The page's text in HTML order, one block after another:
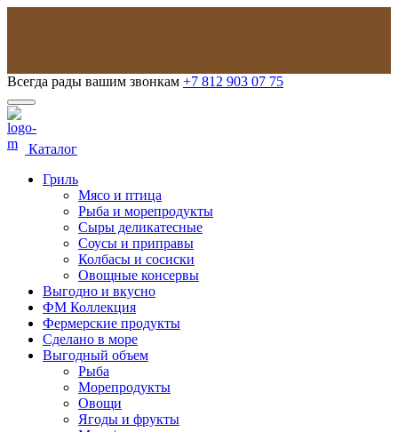
Всегда рады вашим звонкам +7 812 903 07 75
Каталог
Гриль
Мясо и птица
Рыба и морепродукты
Сыры деликатесные
Соусы и приправы
Колбасы и сосиски
Овощные консервы
Выгодно и вкусно
ФМ Коллекция
Фермерские продукты
Сделано в море
Выгодный объем
Рыба
Морепродукты
Овощи
Ягоды и фрукты